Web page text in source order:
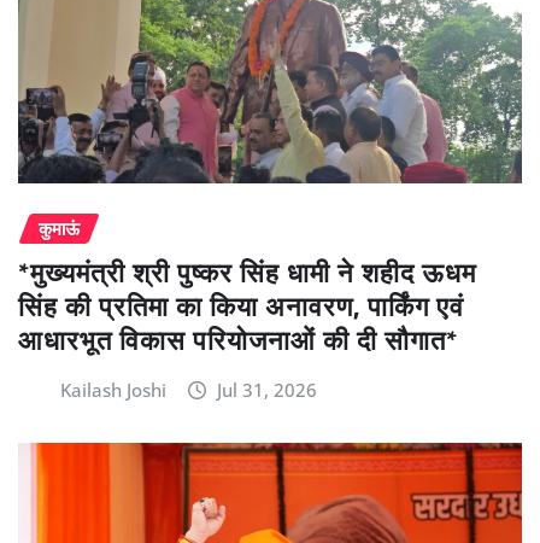
कुमाऊं
*मुख्यमंत्री श्री पुष्कर सिंह धामी ने शहीद ऊधम
सिंह की प्रतिमा का किया अनावरण, पार्किंग एवं
आधारभूत विकास परियोजनाओं की दी सौगात*
Kailash Joshi Jul 31, 2026